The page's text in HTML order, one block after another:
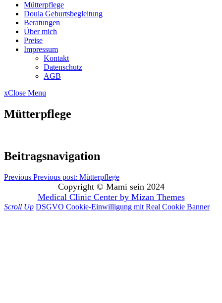
Mütterpflege
Doula Geburtsbegleitung
Beratungen
Über mich
Preise
Impressum
Kontakt
Datenschutz
AGB
xClose Menu
Mütterpflege
Beitragsnavigation
Previous Previous post: Mütterpflege
Copyright © Mami sein 2024
Medical Clinic Center by Mizan Themes
Scroll Up DSGVO Cookie-Einwilligung mit Real Cookie Banner